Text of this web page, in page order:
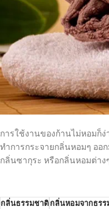
การใช้งานของก้านไม่หอมก็
ทำการกระจายกลิ่นหอมๆ อ
กลิ่นซากุระ หรือกลิ่นหอมต่าง
กลิ่นธรรมชาติกลิ่นหอมจากธรร